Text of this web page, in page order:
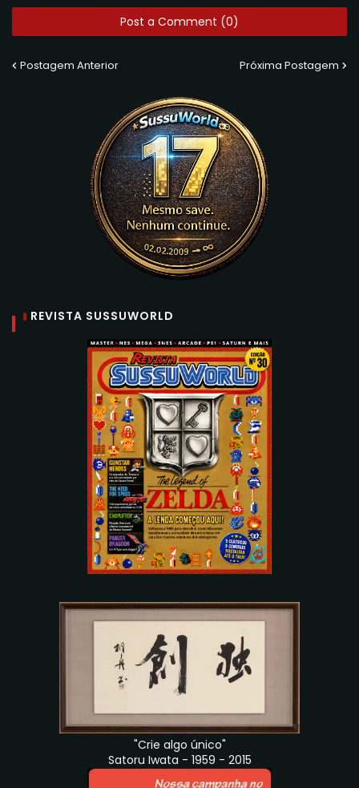
Post a Comment (0)
Postagem Anterior Próxima Postagem
REVISTA SUSSUWORLD
"Crie algo único"
Satoru Iwata - 1959 - 2015